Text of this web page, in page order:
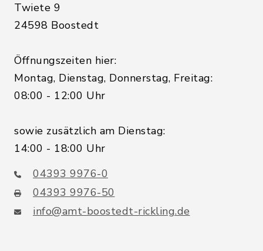
Twiete 9
24598 Boostedt
Öffnungszeiten hier:
Montag, Dienstag, Donnerstag, Freitag:
08:00 - 12:00 Uhr
sowie zusätzlich am Dienstag:
14:00 - 18:00 Uhr
04393 9976-0
04393 9976-50
info@amt-boostedt-rickling.de